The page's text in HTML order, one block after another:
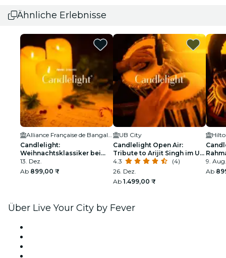
Ähnliche Erlebnisse
Candlelight:
Weihnachtsklassiker bei
Alliance Française
13. Dez.
Ab 899,00 ₹
UB City
Candlelight Open Air:
Tribute to Arijit Singh im UB
City Amphitheater
4.3
(4)
26. Dez.
Ab 1.499,00 ₹
9. Aug.
Ab
Über Live Your City by Fever